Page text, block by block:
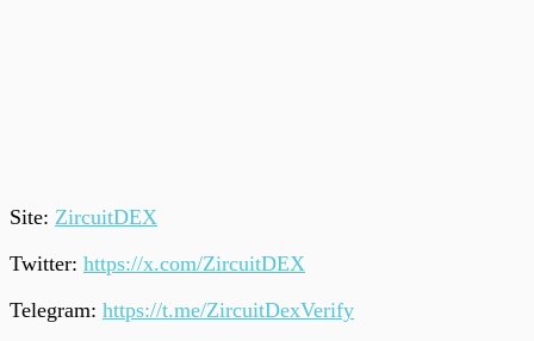
Site: ZircuitDEX
Twitter: https://x.com/ZircuitDEX
Telegram: https://t.me/ZircuitDexVerify